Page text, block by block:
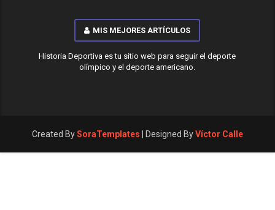
MIS MEJORES ARTÍCULOS
Historia Deportiva es tu sitio web para seguir el deporte
olímpico y el deporte americano.
Created BySoraTemplates | Designed ByVíctor Calle